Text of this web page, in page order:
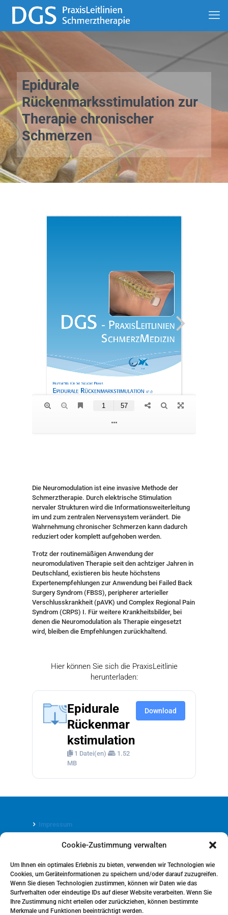
Cookie-Zustimmung verwalten
Um Ihnen ein optimales Erlebnis zu bieten, verwenden wir Technologien wie
Cookies, um Geräteinformationen zu speichern und/oder darauf zuzugreifen.
Wenn Sie diesen Technologien zustimmen, können wir Daten wie das
Surfverhalten oder eindeutige IDs auf dieser Website verarbeiten. Wenn Sie
Ihre Zustimmung nicht erteilen oder zurückziehen, können bestimmte
Merkmale und Funktionen beeinträchtigt werden.
Epidurale
Rückenmarksstimulation zur
Therapie chronischer
Schmerzen
Die Neuromodulation ist eine invasive Methode der
Schmerztherapie. Durch elektrische Stimulation
nervaler Strukturen wird die Informationsweiterleitung
im und zum zentralen Nervensystem verändert. Die
Wahrnehmung chronischer Schmerzen kann dadurch
reduziert oder komplett aufgehoben werden.
Trotz der routinemäßigen Anwendung der
neuromodulativen Therapie seit den achtziger Jahren in
Deutschland, existieren bis heute höchstens
Expertenempfehlungen zur Anwendung bei Failed Back
Surgery Syndrom (FBSS), peripherer arterieller
Verschlusskrankheit (pAVK) und Complex Regional Pain
Syndrom (CRPS) I. Für weitere Krankheitsbilder, bei
denen die Neuromodulation als Therapie eingesetzt
wird, bleiben die Empfehlungen zurückhaltend.
Hier können Sie sich die PraxisLeitlinie
herunterladen:
Epidurale
Rückenmar
kstimulation
1 Datei(en)
1.52
MB
Download
Impressum
Datenschutz
Cookie-Richtlinie (EU)